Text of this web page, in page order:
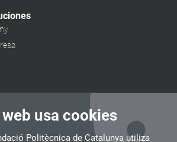
usa cookies
Politècnica de Catalunya utiliza